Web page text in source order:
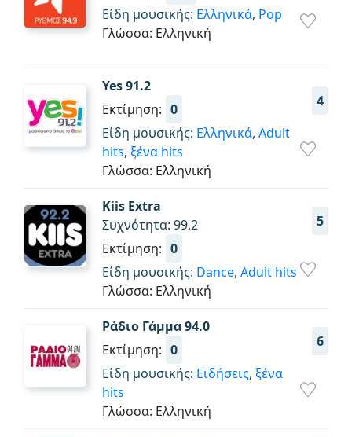
Είδη μουσικής: Ελληνικά, Pop
Γλώσσα: Ελληνική
Yes 91.2
4
Εκτίμηση: 0
Είδη μουσικής: Ελληνικά, Adult
hits, ξένα hits
Γλώσσα: Ελληνική
Kiis Extra
5
Συχνότητα: 99.2
Εκτίμηση: 0
Είδη μουσικής: Dance, Adult hits
Γλώσσα: Ελληνική
Ράδιο Γάμμα 94.0
6
Εκτίμηση: 0
Είδη μουσικής: Ειδήσεις, ξένα
hits
Γλώσσα: Ελληνική